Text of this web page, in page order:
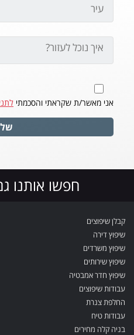
אני מאשר/ת שקראתי והסכמתי
חפשו אותנו
קבלן שיפוצים
שיפוץ דירה
שיפוץ משרדים
שיפוץ שירותים
שיפוץ חדר אמבטיה
עבודות שיפוצים
החלפת צנרת
עבודות טיח
בניה קלה מחירים